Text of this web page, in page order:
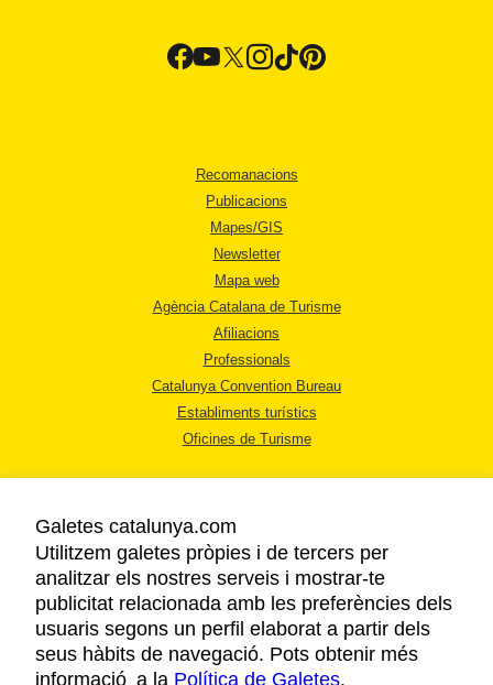
Recomanacions
Publicacions
Mapes/GIS
Newsletter
Mapa web
Agència Catalana de Turisme
Afiliacions
Professionals
Catalunya Convention Bureau
Establiments turístics
Oficines de Turisme
AVÍS LEGAL
POLÍTICA DE PRIVACITAT
COOKIES
ACCESSIBILITAT
Galetes catalunya.com
Utilitzem galetes pròpies i de tercers per
analitzar els nostres serveis i mostrar-te
publicitat relacionada amb les preferències dels
usuaris segons un perfil elaborat a partir dels
seus hàbits de navegació. Pots obtenir més
informació a la Política de Galetes.